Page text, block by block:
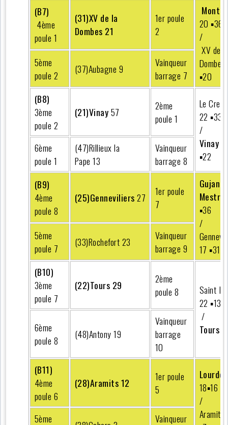
(B7)
4ème
poule 1
(31)XV de la
Dombes 21
1er poule
2
20 ▪︎36
/
XV de la
Dombes
▪︎20
5ème
poule 2
(37)Aubagne 9
Vainqueur
barrage 7
(B8)
3ème
poule 2
(21)Vinay57
2ème
poule 1
Le
22 ▪︎33
/
Vinay
▪︎22
6ème
poule 1
(47)Rillieux la
Pape 13
Vainqueur
barrage 8
(B9)
4ème
poule 8
(25)Genneviliers27
1er poule
7
Gujan
Mestras
▪︎36
/
17 ▪︎31
5ème
poule 7
(33)Rochefort 23
Vainqueur
barrage 9
(B10)
3ème
poule 7
(22)Tours 29
2ème
poule 8
Saint
22 ▪︎13
/
Tours
6ème
poule 8
(48)Antony 19
Vainqueur
barrage
10
(B11)
4ème
poule 6
(28)Aramits 12
1er poule
5
Lourdes
18▪︎16
/
Aramits
5ème
Vainqueur